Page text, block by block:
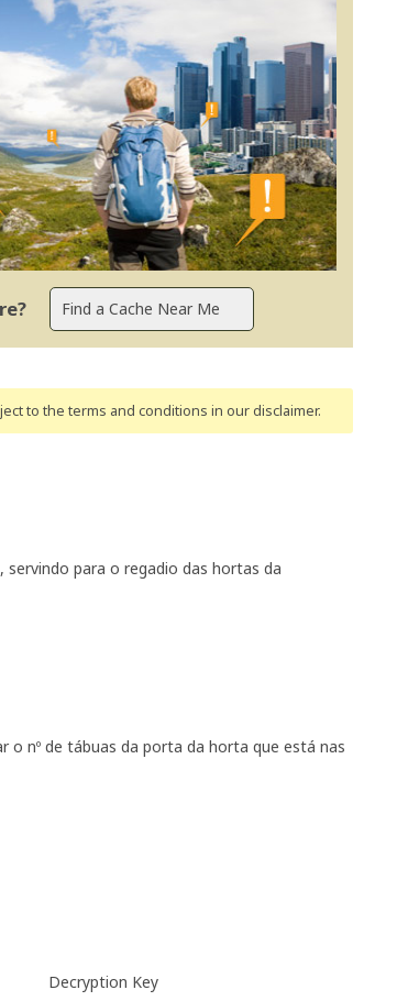
to the terms and conditions in our disclaimer.
para o regadio das hortas da
nº de tábuas da porta da horta que está nas
Decryption Key